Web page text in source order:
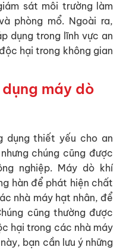
sát môi trường làm
phòng mổ. Ngoài ra,
dụng trong lĩnh vực an
hại trong không gian
máy dò
dụng thiết yếu cho an
chúng cũng được
nghiệp. Máy dò khí
hàn để phát hiện chất
nhà máy hạt nhân, để
cũng thường được
hại trong các nhà máy
bạn cần lưu ý những